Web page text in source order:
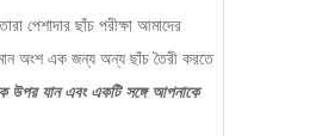
পেশাদার ছাঁচ পরীক্ষা আমাদের
অংশ এক জন্য অন্য ছাঁচ তৈরী করতে
উপর যান এবং একটি সঙ্গে আপনাকে